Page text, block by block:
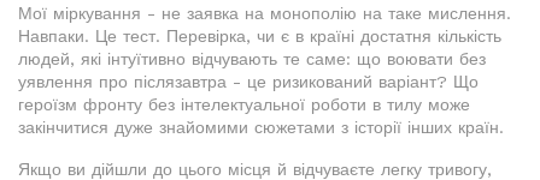
Мої міркування - не заявка на монополію на таке мислення.
Навпаки. Це тест. Перевірка, чи є в країні достатня кількість
людей, які інтуїтивно відчувають те саме: що воювати без
уявлення про післязавтра - це ризикований варіант? Що
героїзм фронту без інтелектуальної роботи в тилу може
закінчитися дуже знайомими сюжетами з історії інших країн.
Якщо ви дійшли до цього місця й відчуваєте легку тривогу,